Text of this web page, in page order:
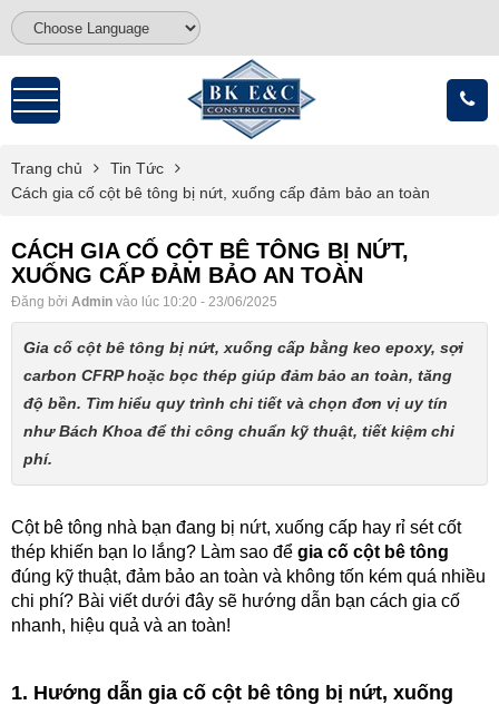
Trang chủ
Tin Tức
Cách gia cố cột bê tông bị nứt, xuống cấp đảm bảo an toàn
CÁCH GIA CỐ CỘT BÊ TÔNG BỊ NỨT,
XUỐNG CẤP ĐẢM BẢO AN TOÀN
Đăng bởi Admin vào lúc 10:20 - 23/06/2025
Gia cố cột bê tông bị nứt, xuống cấp bằng keo epoxy, sợi
carbon CFRP hoặc bọc thép giúp đảm bảo an toàn, tăng
độ bền. Tìm hiểu quy trình chi tiết và chọn đơn vị uy tín
như Bách Khoa để thi công chuẩn kỹ thuật, tiết kiệm chi
phí.
Cột bê tông nhà bạn đang bị nứt, xuống cấp hay rỉ sét cốt
thép khiến bạn lo lắng? Làm sao để gia cố cột bê tông
đúng kỹ thuật, đảm bảo an toàn và không tốn kém quá nhiều
chi phí? Bài viết dưới đây sẽ hướng dẫn bạn cách gia cố
nhanh, hiệu quả và an toàn!
1. Hướng dẫn gia cố cột bê tông bị nứt, xuống